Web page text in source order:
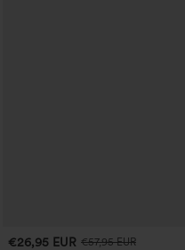
€26,95 EUR €57,95 EUR